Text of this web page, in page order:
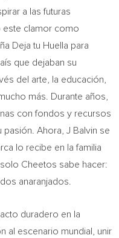
a las futuras
este clamor como
Deja tu Huella para
que dejaban su
del arte, la educación,
más. Durante años,
con fondos y recursos
Ahora, J Balvin se
lo recibe en la familia
Cheetos sabe hacer:
anaranjados.
duradero en la
al escenario mundial, unir